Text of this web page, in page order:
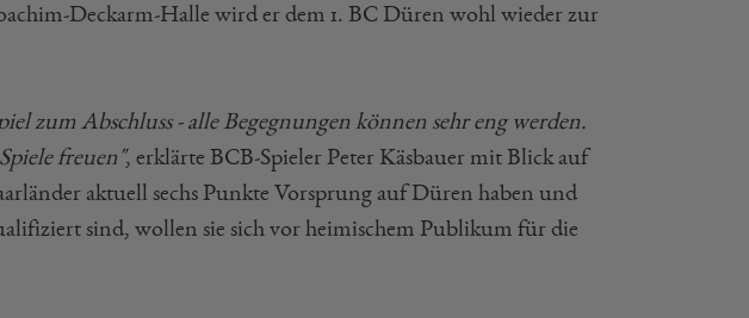
Deckarm-Halle wird er dem 1. BC Düren wohl wieder zur
zum Abschluss - alle Begegnungen können sehr eng werden.
freuen", erklärte BCB-Spieler Peter Käsbauer mit Blick auf
aktuell sechs Punkte Vorsprung auf Düren haben und
sind, wollen sie sich vor heimischem Publikum für die